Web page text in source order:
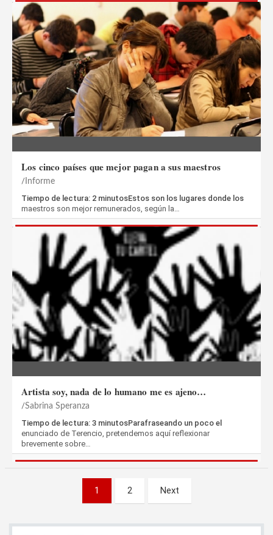
Los cinco países que mejor pagan a sus maestros
Informe
Tiempo de lectura: 2 minutosEstos son los lugares donde los
maestros son mejor remunerados, según la…
Artista soy, nada de lo humano me es ajeno…
Sabrina Speranza
Tiempo de lectura: 3 minutosParafraseando un poco el
enunciado de Terencio, pretendemos aquí reflexionar
brevemente sobre…
entradas
1 2 Next